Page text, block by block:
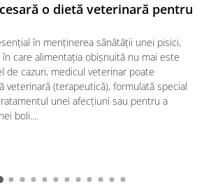
o dietă veterinară pentru
în menținerea sănătății unei pisici,
care alimentația obișnuită nu mai este
de cazuri, medicul veterinar poate
veterinară (terapeutică), formulată special
unei afecțiuni sau pentru a
boli....